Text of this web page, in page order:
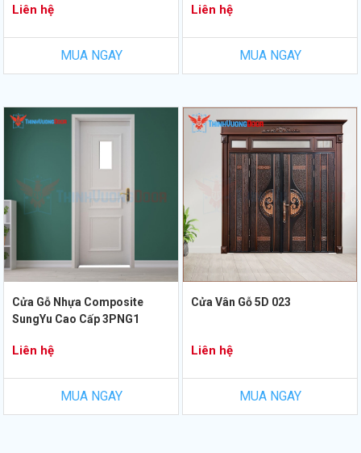
Liên hệ
MUA NGAY
Liên hệ
MUA NGAY
Cửa Gỗ Nhựa Composite
SungYu Cao Cấp 3PNG1
Liên hệ
MUA NGAY
Cửa Vân Gỗ 5D 023
Liên hệ
MUA NGAY